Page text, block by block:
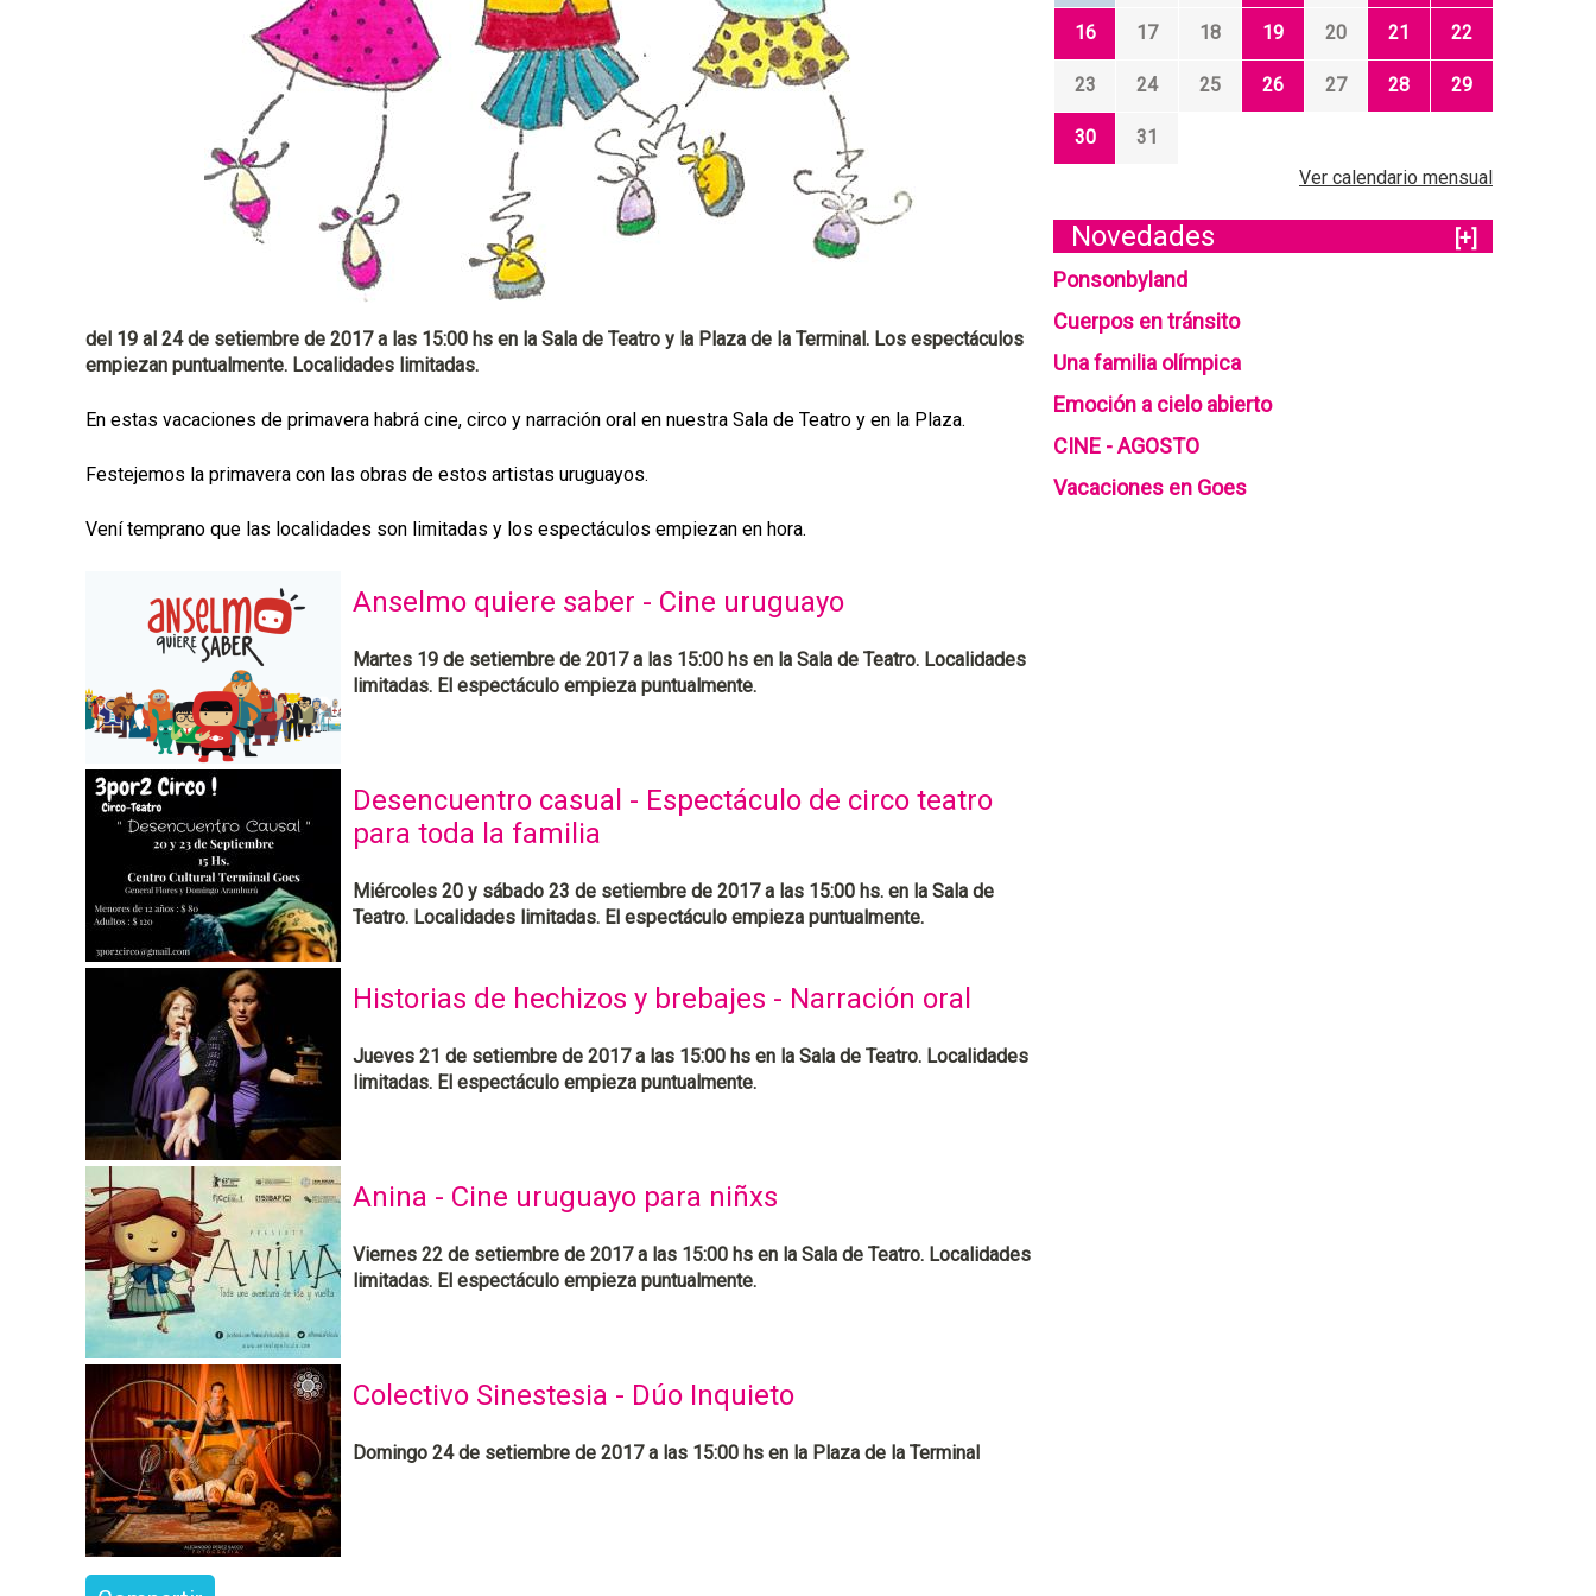
del 19 al 24 de setiembre de 2017 a las 15:00 hs en la Sala de Teatro y la Plaza de la Terminal. Los espectáculos
empiezan puntualmente. Localidades limitadas.
En estas vacaciones de primavera habrá cine, circo y narración oral en nuestra Sala de Teatro y en la Plaza.
Festejemos la primavera con las obras de estos artistas uruguayos.
Vení temprano que las localidades son limitadas y los espectáculos empiezan en hora.
Anselmo quiere saber - Cine uruguayo
Martes 19 de setiembre de 2017 a las 15:00 hs en la Sala de Teatro. Localidades
limitadas. El espectáculo empieza puntualmente.
Desencuentro casual - Espectáculo de circo teatro
para toda la familia
Miércoles 20 y sábado 23 de setiembre de 2017 a las 15:00 hs. en la Sala de
Teatro. Localidades limitadas. El espectáculo empieza puntualmente.
Historias de hechizos y brebajes - Narración oral
Jueves 21 de setiembre de 2017 a las 15:00 hs en la Sala de Teatro. Localidades
limitadas. El espectáculo empieza puntualmente.
Anina - Cine uruguayo para niñxs
Viernes 22 de setiembre de 2017 a las 15:00 hs en la Sala de Teatro. Localidades
limitadas. El espectáculo empieza puntualmente.
Colectivo Sinestesia - Dúo Inquieto
Domingo 24 de setiembre de 2017 a las 15:00 hs en la Plaza de la Terminal
16 17 18 19 20 21 22
23 24 25 26 27 28 29
30
31
Ver calendario mensual
Novedades
[+]
Ponsonbyland
Cuerpos en tránsito
Una familia olímpica
Emoción a cielo abierto
CINE - AGOSTO
Vacaciones en Goes